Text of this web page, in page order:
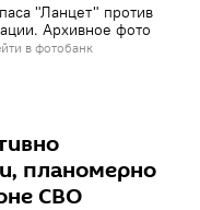
"Ланцет" против
Архивное фото
в фотобанк
планомерно
СВО